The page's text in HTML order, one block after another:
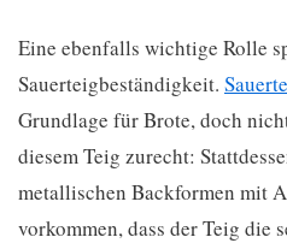
Eine ebenfalls wichtige Rolle
Sauerteigbeständigkeit.
Grundlage für Brote, doch
diesem Teig zurecht:
metallischen Backformen mit
vorkommen, dass der Teig die